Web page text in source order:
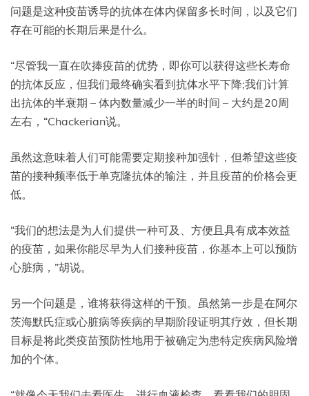
问题是这种疫苗诱导的抗体在体内保留多长时间，以及它们
存在可能的长期后果是什么。
“尽管我一直在吹捧疫苗的优势，即你可以获得这些长寿命
的抗体反应，但我们最终确实看到抗体水平下降;我们计算
出抗体的半衰期 – 体内数量减少一半的时间 – 大约是20周
左右，“Chackerian说。
虽然这意味着人们可能需要定期接种加强针，但希望这些疫
苗的接种频率低于单克隆抗体的输注，并且疫苗的价格会更
低。
“我们的想法是为人们提供一种可及、方便且具有成本效益
的疫苗，如果你能尽早为人们接种疫苗，你基本上可以预防
心脏病，”胡说。
另一个问题是，谁将获得这样的干预。虽然第一步是在阿尔
茨海默氏症或心脏病等疾病的早期阶段证明其疗效，但长期
目标是将此类疫苗预防性地用于被确定为患特定疾病风险增
加的个体。